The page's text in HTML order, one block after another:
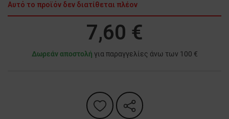
Αυτό το προϊόν δεν διατίθεται πλέον
7,60 €
Δωρεάν αποστολή για παραγγελίες άνω των 100 €